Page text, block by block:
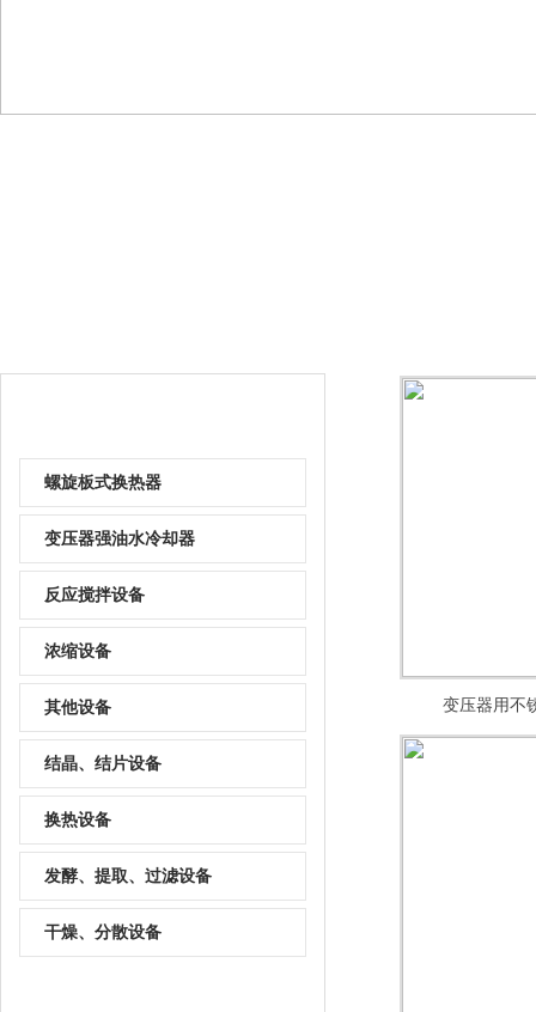
螺旋板式换热器
变压器强油水冷却器
反应搅拌设备
浓缩设备
其他设备
结晶、结片设备
换热设备
发酵、提取、过滤设备
干燥、分散设备
变压器用不